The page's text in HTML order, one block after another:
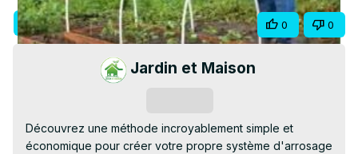
Video
Visit Site Share 0 0
Jardin et Maison
Découvrez une méthode incroyablement simple et
économique pour créer votre propre système d'arrosage